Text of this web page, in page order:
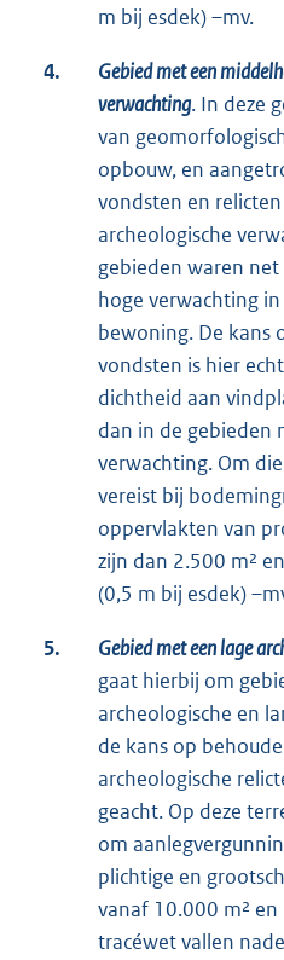
m bij esdek) –mv.
4.
Gebied met een
verwachting. In deze
van
opbouw, en
vondsten en
archeologische
gebieden waren
hoge verwachting
bewoning. De kans
vondsten is hier
dichtheid aan
dan in de gebieden
verwachting. Om
vereist bij
oppervlakten van
zijn dan 2.500 m²
(0,5 m bij esdek)
5. Gebied met een lage
gaat hierbij om
archeologische en
de kans op
archeologische
geacht. Op deze
om
plichtige en
vanaf 10.000 m²
tracéwet vallen